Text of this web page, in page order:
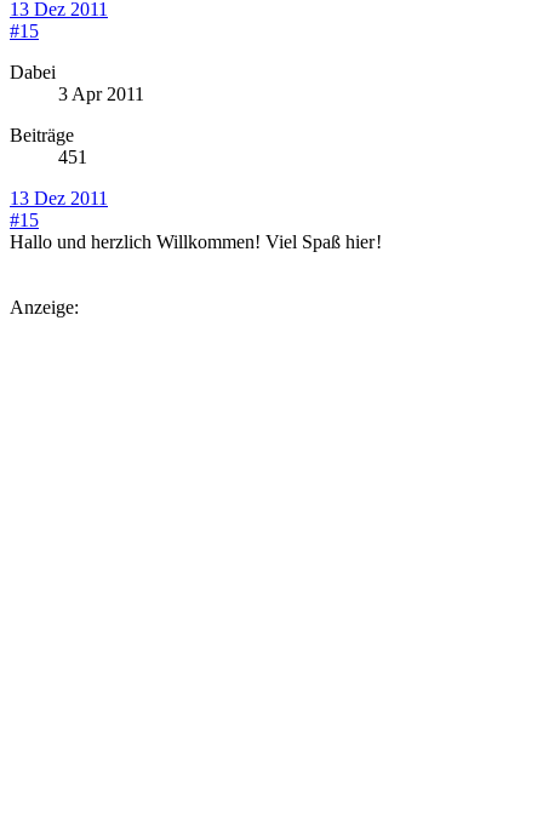
13 Dez 2011
#15
Dabei
3 Apr 2011
Beiträge
451
13 Dez 2011
#15
Hallo und herzlich Willkommen! Viel Spaß hier!
Anzeige: